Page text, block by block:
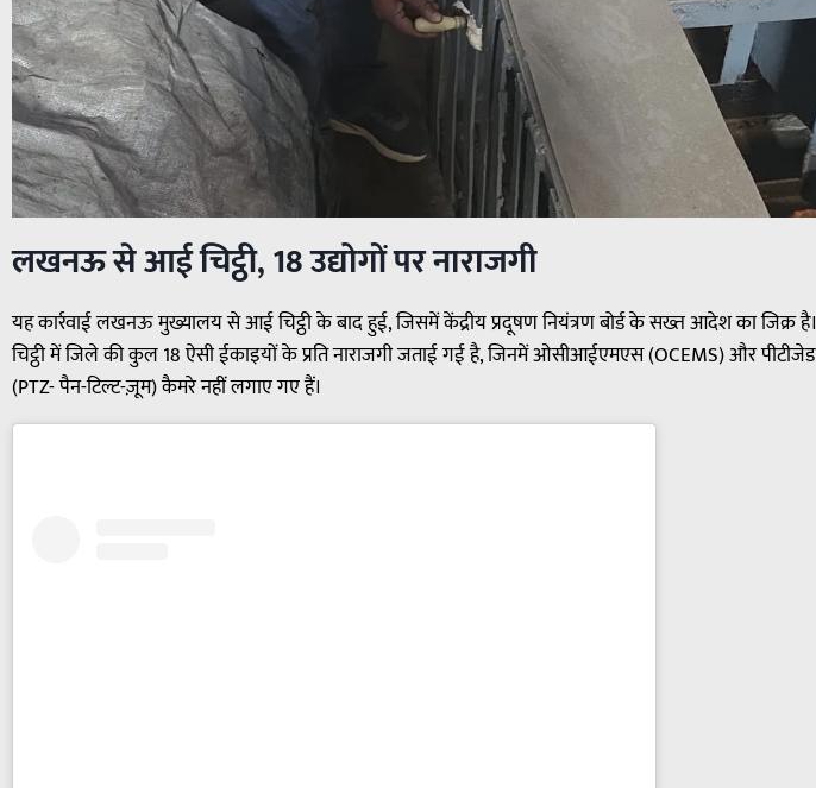
लखनऊ से आई चिट्ठी, 18 उद्योगों पर नाराजगी
यह कार्रवाई लखनऊ मुख्यालय से आई चिट्ठी के बाद हुई, जिसमें केंद्रीय प्रदूषण नियंत्रण बोर्ड के सख्त आदेश का जिक्र है।
चिट्ठी में जिले की कुल 18 ऐसी ईकाइयों के प्रति नाराजगी जताई गई है, जिनमें ओसीआईएमएस (OCEMS) और पीटीजेड
(PTZ- पैन-टिल्ट-ज़ूम) कैमरे नहीं लगाए गए हैं।